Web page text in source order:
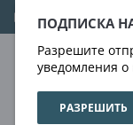
ПОДПИСКА
Разрешите
уведомления о
РАЗРЕШИТЬ
08.08.2026